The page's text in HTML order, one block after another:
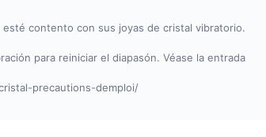
contento con sus joyas de cristal vibratorio.
para reiniciar el diapasón. Véase la entrada
precautions-demploi/